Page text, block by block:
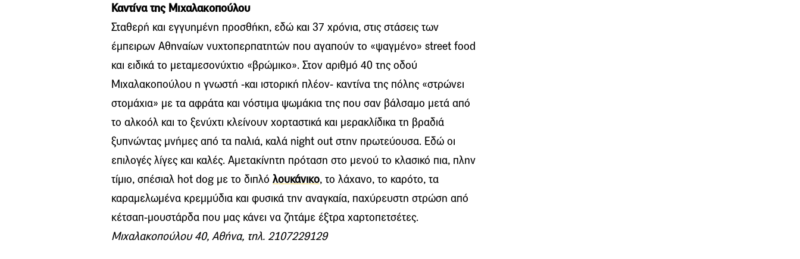
Καντίνα της Μιχαλακοπούλου
Σταθερή και εγγυημένη προσθήκη, εδώ και 37 χρόνια, στις στάσεις των
έμπειρων Αθηναίων νυχτοπερπατητών που αγαπούν το «ψαγμένο» street food
και ειδικά το μεταμεσονύχτιο «βρώμικο». Στον αριθμό 40 της οδού
Μιχαλακοπούλου η γνωστή -και ιστορική πλέον- καντίνα της πόλης «στρώνει
στομάχια» με τα αφράτα και νόστιμα ψωμάκια της που σαν βάλσαμο μετά από
το αλκοόλ και το ξενύχτι κλείνουν χορταστικά και μερακλίδικα τη βραδιά
ξυπνώντας μνήμες από τα παλιά, καλά night out στην πρωτεύουσα. Εδώ οι
επιλογές λίγες και καλές. Αμετακίνητη πρόταση στο μενού το κλασικό πια, πλην
τίμιο, σπέσιαλ hot dog με το διπλό λουκάνικο, το λάχανο, το καρότο, τα
καραμελωμένα κρεμμύδια και φυσικά την αναγκαία, παχύρευστη στρώση από
κέτσαπ-μουστάρδα που μας κάνει να ζητάμε έξτρα χαρτοπετσέτες.
Μιχαλακοπούλου 40, Αθήνα, τηλ. 2107229129